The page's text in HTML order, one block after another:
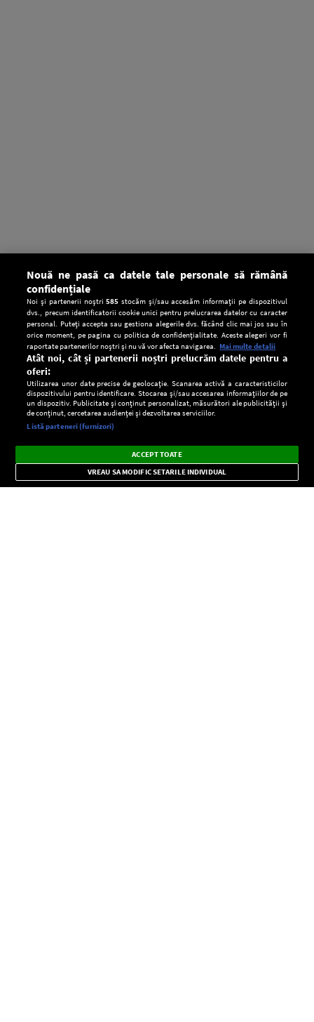
CONFIDENŢIALITATE
Setări:
Dark
Mode
Radio live, podcasturi, știri și alerte
importante.
×
Nouă ne pasă ca datele tale personale să rămână
confidențiale
Noi și partenerii noștri585 stocăm și/sau accesăm informații pe dispozitivul
dvs., precum identificatorii cookie unici pentru prelucrarea datelor cu caracter
personal. Puteți accepta sau gestiona alegerile dvs. făcând clic mai jos sau în
orice moment, pe pagina cu politica de confidențialitate. Aceste alegeri vor fi
raportate partenerilor noștri și nu vă vor afecta navigarea. Mai multe detalii
Atât noi, cât și partenerii noștri prelucrăm datele pentru a
oferi:
Utilizarea unor date precise de geolocație. Scanarea activă a caracteristicilor
dispozitivului pentru identificare. Stocarea și/sau accesarea informațiilor de pe
un dispozitiv. Publicitate și conținut personalizat, măsurători ale publicității și
de conținut, cercetarea audienței și dezvoltarea serviciilor.
Listă parteneri (furnizori)
ACCEPT TOATE
VREAU SA MODIFIC SETARILE INDIVIDUAL